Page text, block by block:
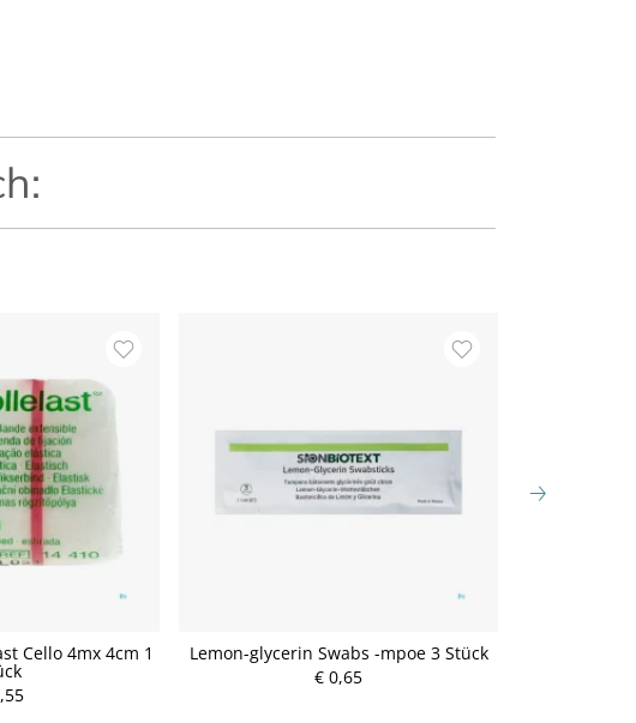
Cello 4mx 4cm 1
Lemon-glycerin Swabs -mpoe 3 Stück
€ 0,65
P